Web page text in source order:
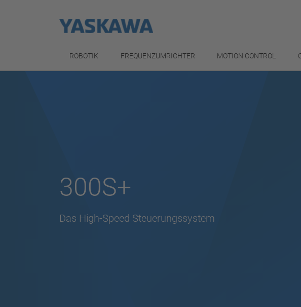
ROBOTIK FREQUENZUMRICHTER MOTION CONTROL
300S+
Das High-Speed Steuerungssystem